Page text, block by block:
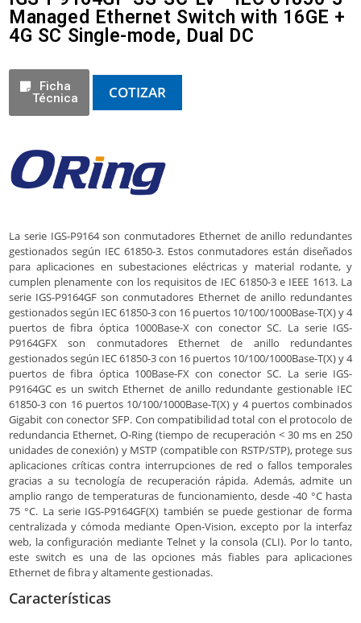
Managed Ethernet Switch with 16GE +
4G SC Single-mode, Dual DC
Ficha
Técnica
COTIZAR
La serie IGS-P9164 son conmutadores Ethernet de anillo redundantes
gestionados según IEC 61850-3. Estos conmutadores están diseñados
para aplicaciones en subestaciones eléctricas y material rodante, y
cumplen plenamente con los requisitos de IEC 61850-3 e IEEE 1613. La
serie IGS-P9164GF son conmutadores Ethernet de anillo redundantes
gestionados según IEC 61850-3 con 16 puertos 10/100/1000Base-T(X) y 4
puertos de fibra óptica 1000Base-X con conector SC. La serie IGS-
P9164GFX son conmutadores Ethernet de anillo redundantes
gestionados según IEC 61850-3 con 16 puertos 10/100/1000Base-T(X) y 4
puertos de fibra óptica 100Base-FX con conector SC. La serie IGS-
P9164GC es un switch Ethernet de anillo redundante gestionable IEC
61850-3 con 16 puertos 10/100/1000Base-T(X) y 4 puertos combinados
Gigabit con conector SFP. Con compatibilidad total con el protocolo de
redundancia Ethernet, O-Ring (tiempo de recuperación < 30 ms en 250
unidades de conexión) y MSTP (compatible con RSTP/STP), protege sus
aplicaciones críticas contra interrupciones de red o fallos temporales
gracias a su tecnología de recuperación rápida. Además, admite un
amplio rango de temperaturas de funcionamiento, desde -40 °C hasta
75 °C. La serie IGS-P9164GF(X) también se puede gestionar de forma
centralizada y cómoda mediante Open-Vision, excepto por la interfaz
web, la configuración mediante Telnet y la consola (CLI). Por lo tanto,
este switch es una de las opciones más fiables para aplicaciones
Ethernet de fibra y altamente gestionadas.
Características